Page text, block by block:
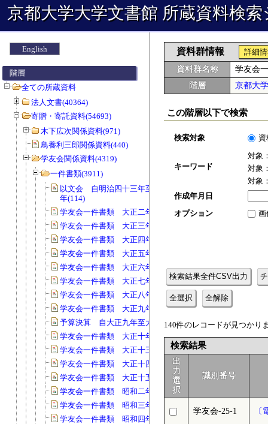
京都大学大学文書館 所蔵資料検
English
階層
全ての所蔵資料
法人文書(40364)
寄贈・寄託資料(54693)
木下広次関係資料(971)
鳥養利三郎関係資料(440)
学友会関係資料(4319)
一件書類(3911)
以文会 自明治四十三年至明治四十五
年(114)
学友会一件書類 大正二年度(115)
学友会一件書類 大正三年度(52)
学友会一件書類 大正四年度(169)
学友会一件書類 大正五年度(135)
学友会一件書類 大正六年度(127)
学友会一件書類 大正七年(40)
学友会一件書類 大正八年(147)
学友会一件書類 大正九年(54)
予算決算 自大正九年至大正十年度(29)
学友会一件書類 大正十年(68)
学友会一件書類 大正十三年(66)
学友会一件書類 大正十四年(58)
学友会一件書類 大正十五年(153)
学友会一件書類 昭和二年度(67)
学友会一件書類 昭和三年度(90)
学友会一件書類 昭和四年度(63)
資料群情報
詳細
資料群名称
学友会
階層
京都大
この階層以下で検索
検索対象 資
キーワード
対象
対象
対象
作成年月日
オプション
画
検索結果全件CSV出力
全選択 全解除
140件のレコードが見つかり
検索結果
出
力
選
択
識別番号
学友会-25-1